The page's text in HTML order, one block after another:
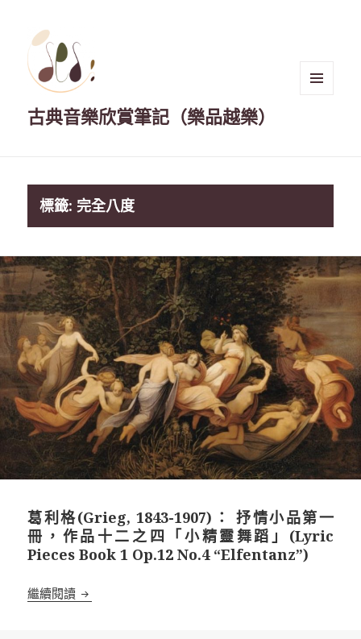
古典音樂欣賞筆記（樂品越樂）
標籤:完全八度
葛利格(Grieg, 1843-1907)： 抒情小品第一
冊，作品十二之四「小精靈舞蹈」(Lyric
Pieces Book 1 Op.12 No.4 “Elfentanz”)
繼續閱讀 葛利格(Grieg, 1843-1907)： 抒情小品第一冊，作